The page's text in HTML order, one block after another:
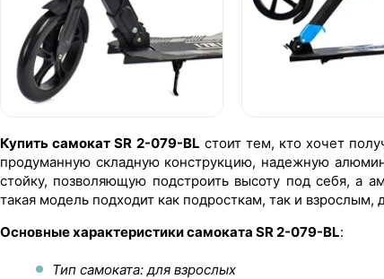
Купить самокат SR 2-079-BL стоит тем, кто хочет
продуманную складную конструкцию, надежную
стойку, позволяющую подстроить высоту под себя, а
такая модель подходит как подросткам, так и
Основные характеристики самоката SR 2-079-BL:
Тип самоката: для взрослых